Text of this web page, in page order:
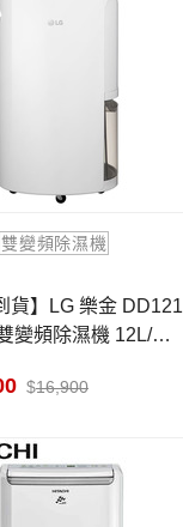
雙變頻除濕機
貨】LG 樂金 DD121
變頻除濕機 12L/日
16,900